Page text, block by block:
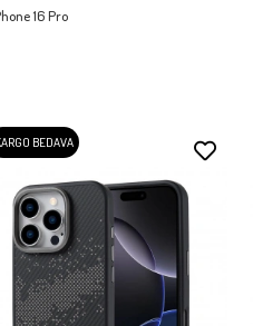
16 Pro